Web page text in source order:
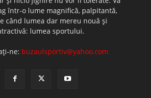
într-o lume magnifică, palpitantă,
când lumea dar mereu nouă şi
lumea sportului.
ne: buzaulsportiv@yahoo.com